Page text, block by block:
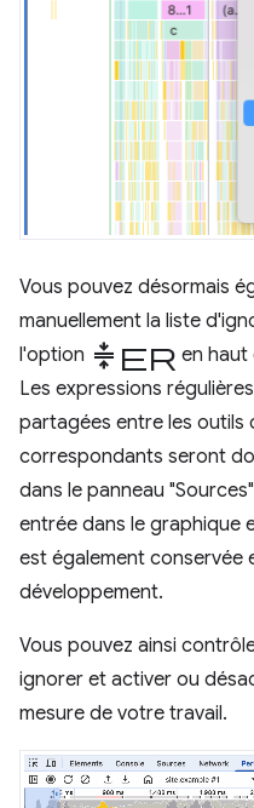
Vous pouvez désormais
manuellement la liste
l'option Compresser en haut
Les expressions
partagées entre les outils
correspondants seront
dans le panneau
entrée dans le graphique
est également conservée
développement.
Vous pouvez ainsi
ignorer et activer ou
mesure de votre travail.